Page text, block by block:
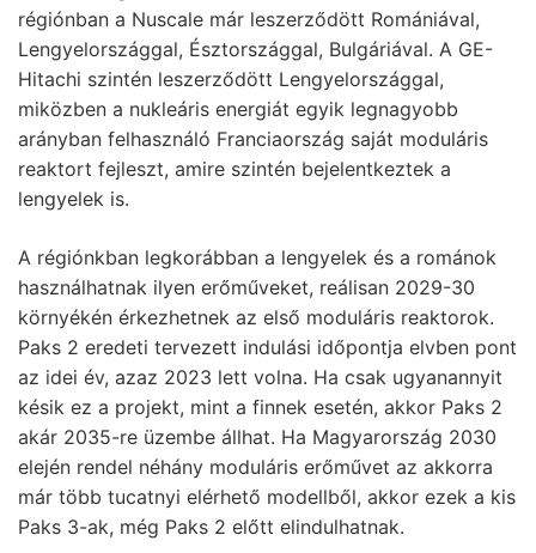
régiónban a Nuscale már leszerződött Romániával,
Lengyelországgal, Észtországgal, Bulgáriával. A GE-
Hitachi szintén leszerződött Lengyelországgal,
miközben a nukleáris energiát egyik legnagyobb
arányban felhasználó Franciaország saját moduláris
reaktort fejleszt, amire szintén bejelentkeztek a
lengyelek is.
A régiónkban legkorábban a lengyelek és a románok
használhatnak ilyen erőműveket, reálisan 2029-30
környékén érkezhetnek az első moduláris reaktorok.
Paks 2 eredeti tervezett indulási időpontja elvben pont
az idei év, azaz 2023 lett volna. Ha csak ugyanannyit
késik ez a projekt, mint a finnek esetén, akkor Paks 2
akár 2035-re üzembe állhat. Ha Magyarország 2030
elején rendel néhány moduláris erőművet az akkorra
már több tucatnyi elérhető modellből, akkor ezek a kis
Paks 3-ak, még Paks 2 előtt elindulhatnak.